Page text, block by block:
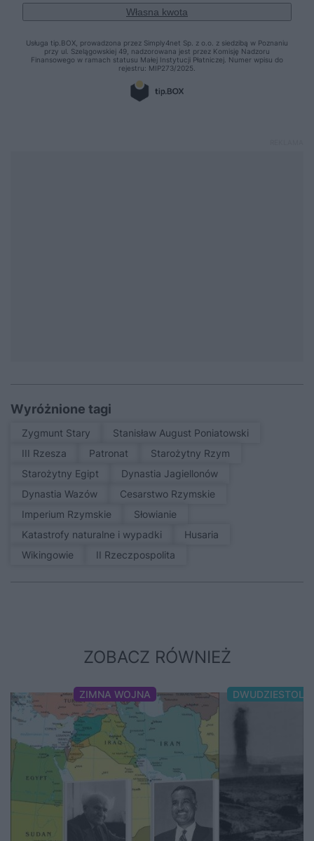
Wyróżnione tagi
Zygmunt Stary
Stanisław August Poniatowski
III Rzesza
patronat
Starożytny Rzym
Starożytny Egipt
Dynastia Jagiellonów
Dynastia Wazów
Cesarstwo Rzymskie
Imperium Rzymskie
Słowianie
Katastrofy naturalne i wypadki
Husaria
Wikingowie
II Rzeczpospolita
ZOBACZ RÓWNIEŻ
ZIMNA WOJNA